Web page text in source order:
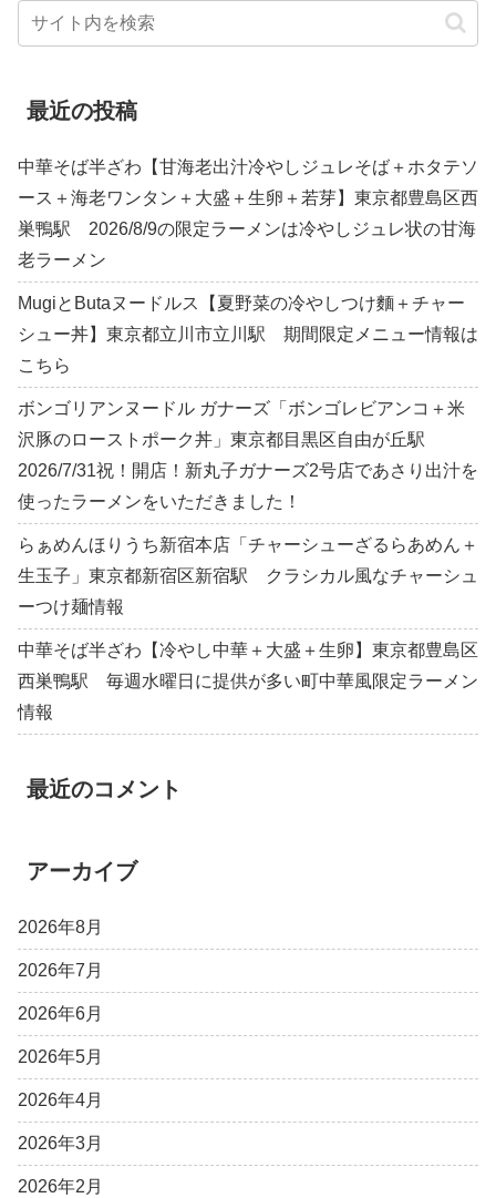
最近の投稿
中華そば半ざわ【甘海老出汁冷やしジュレそば＋ホタテソ
ース＋海老ワンタン＋大盛＋生卵＋若芽】東京都豊島区西
巣鴨駅 2026/8/9の限定ラーメンは冷やしジュレ状の甘海
老ラーメン
MugiとButaヌードルス【夏野菜の冷やしつけ麵＋チャー
シュー丼】東京都立川市立川駅 期間限定メニュー情報は
こちら
ボンゴリアンヌードル ガナーズ「ボンゴレビアンコ＋米
沢豚のローストポーク丼」東京都目黒区自由が丘駅
2026/7/31祝！開店！新丸子ガナーズ2号店であさり出汁を
使ったラーメンをいただきました！
らぁめんほりうち新宿本店「チャーシューざるらあめん＋
生玉子」東京都新宿区新宿駅 クラシカル風なチャーシュ
ーつけ麺情報
中華そば半ざわ【冷やし中華＋大盛＋生卵】東京都豊島区
西巣鴨駅 毎週水曜日に提供が多い町中華風限定ラーメン
情報
最近のコメント
アーカイブ
2026年8月
2026年7月
2026年6月
2026年5月
2026年4月
2026年3月
2026年2月